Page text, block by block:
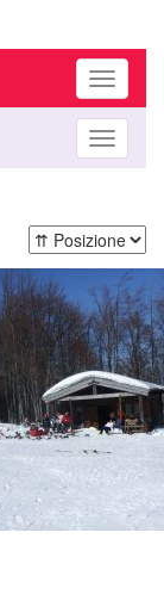
Toggle
Toggle